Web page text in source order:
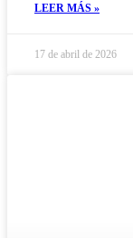
LEER MÁS »
17 de abril de 2026